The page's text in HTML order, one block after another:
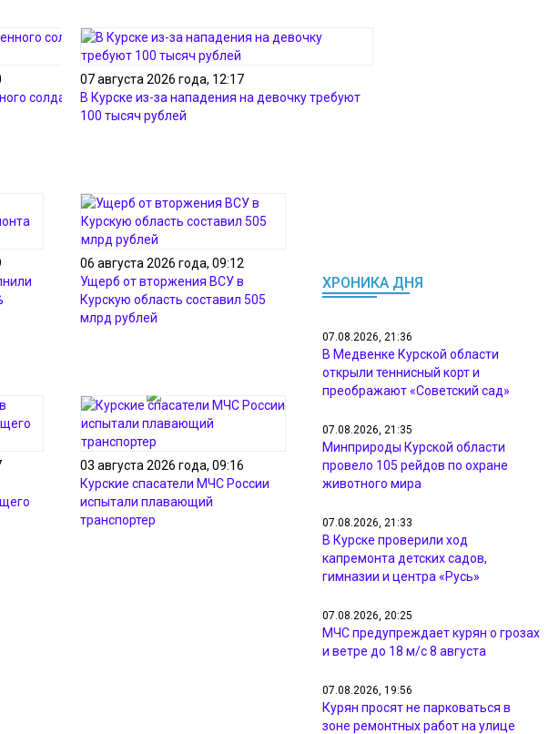
солдата ВСУ
07 августа 2026 года, 12:17
В Курске из-за нападения на девочку требуют
100 тысяч рублей
06 августа 2026 года, 09:12
Ущерб от вторжения ВСУ в
Курскую область составил 505
млрд рублей
03 августа 2026 года, 09:16
Курские спасатели МЧС России
испытали плавающий
транспортер
ХРОНИКА ДНЯ
07.08.2026, 21:36
В Медвенке Курской области
открыли теннисный корт и
преображают «Советский сад»
07.08.2026, 21:35
Минприроды Курской области
провело 105 рейдов по охране
животного мира
07.08.2026, 21:33
В Курске проверили ход
капремонта детских садов,
гимназии и центра «Русь»
07.08.2026, 20:25
МЧС предупреждает курян о грозах
и ветре до 18 м/с 8 августа
07.08.2026, 19:56
Курян просят не парковаться в
зоне ремонтных работ на улице